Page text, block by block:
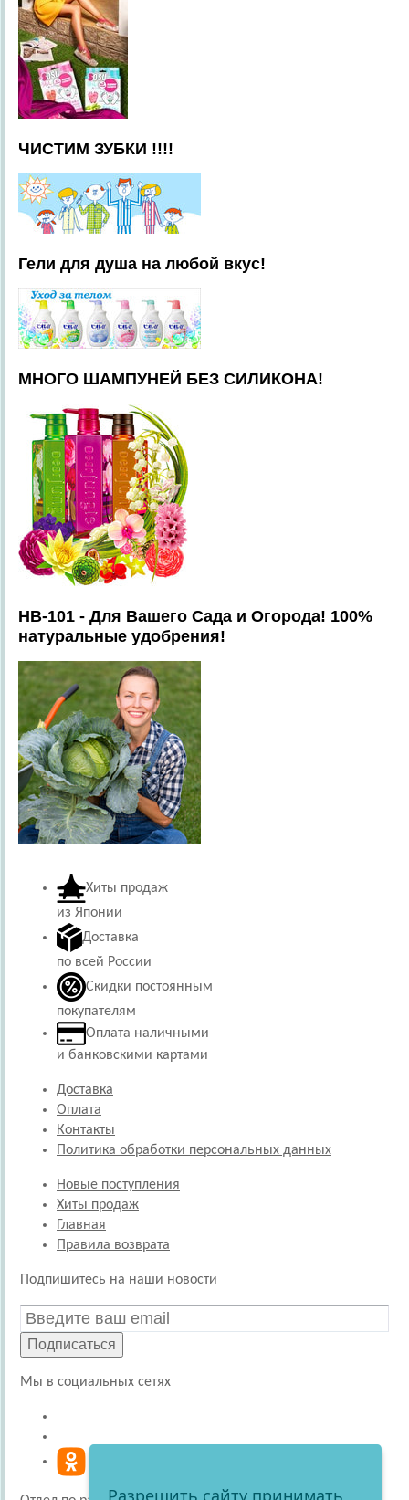
ЧИСТИМ ЗУБКИ !!!!
Гели для душа на любой вкус!
МНОГО ШАМПУНЕЙ БЕЗ СИЛИКОНА!
HB-101 - Для Вашего Сада и Огорода! 100%
натуральные удобрения!
Хиты продаж
из Японии
Доставка
по всей России
Скидки постоянным
покупателям
Оплата наличными
и банковскими картами
Доставка
Оплата
Контакты
Политика обработки персональных данных
Новые поступления
Хиты продаж
Главная
Правила возврата
Подпишитесь на наши новости
Подписаться
Мы в социальных сетях
Разрешить сайту принимать